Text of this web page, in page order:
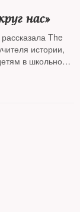
нас»
The
истории,
в школьной